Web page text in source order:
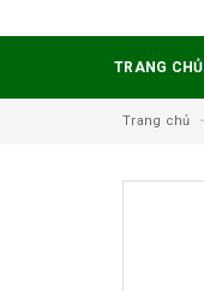
TRANG CHỦ
Trang chủ